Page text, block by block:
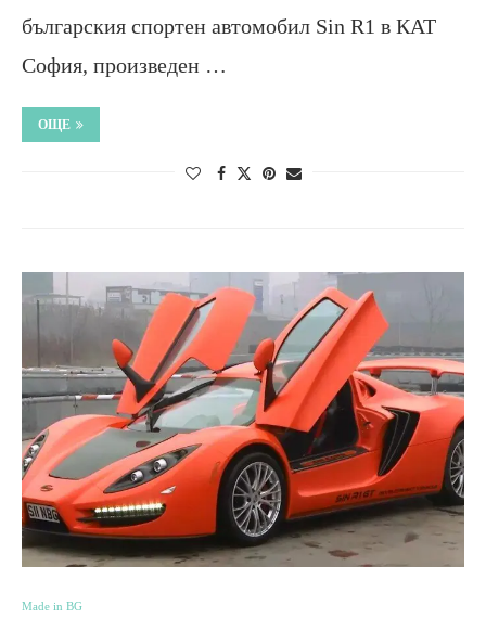
българския спортен автомобил Sin R1 в КАТ
София, произведен …
ОЩЕ
Made in BG